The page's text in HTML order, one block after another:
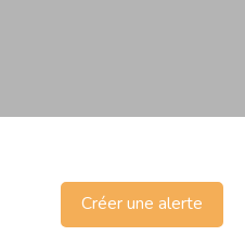
Créer une alerte